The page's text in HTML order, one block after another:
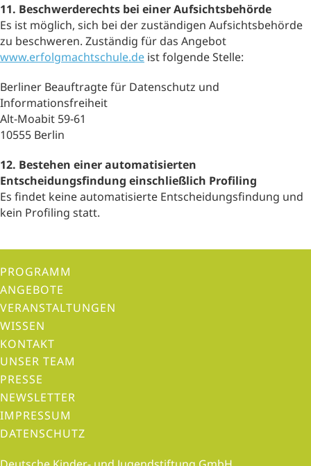
11. Beschwerderechts bei einer Aufsichtsbehörde
Es ist möglich, sich bei der zuständigen Aufsichtsbehörde
zu beschweren. Zuständig für das Angebot
www.erfolgmachtschule.de ist folgende Stelle:
Berliner Beauftragte für Datenschutz und
Informationsfreiheit
Alt-Moabit 59-61
10555 Berlin
12. Bestehen einer automatisierten
Entscheidungsfindung einschließlich Profiling
Es findet keine automatisierte Entscheidungsfindung und
kein Profiling statt.
PROGRAMM
ANGEBOTE
VERANSTALTUNGEN
WISSEN
KONTAKT
UNSER TEAM
PRESSE
NEWSLETTER
IMPRESSUM
DATENSCHUTZ